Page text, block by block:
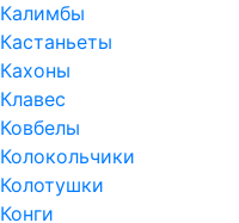
Калимбы
Кастаньеты
Кахоны
Клавес
Ковбелы
Колокольчики
Колотушки
Конги